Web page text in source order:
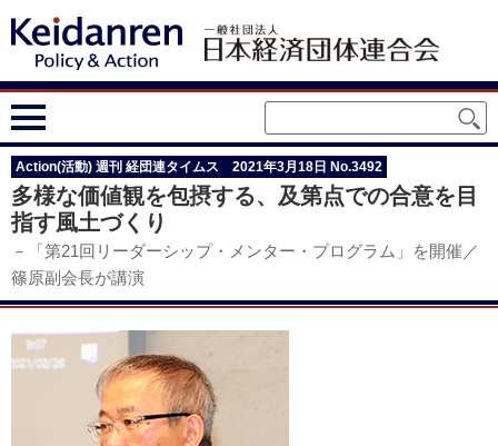
Action(活動) 週刊 経団連タイムス 2021年3月18日 No.3492
多様な価値観を包摂する、及第点での合意を目
指す風土づくり
－「第21回リーダーシップ・メンター・プログラム」を開催／
篠原副会長が講演